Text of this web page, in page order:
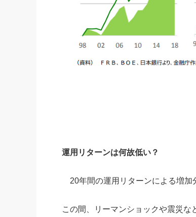
運用リターンは何故低い？
20年間の運用リターンによる増加
この間、リーマンショックや震災